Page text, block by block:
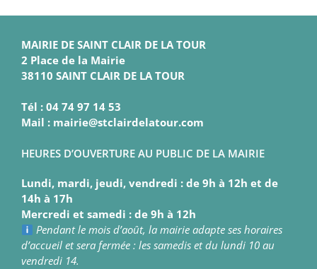
MAIRIE DE SAINT CLAIR DE LA TOUR
2 Place de la Mairie
38110 SAINT CLAIR DE LA TOUR
Tél : 04 74 97 14 53
Mail : mairie@stclairdelatour.com
HEURES D’OUVERTURE AU PUBLIC DE LA MAIRIE
Lundi, mardi, jeudi, vendredi : de 9h à 12h et de
14h à 17h
Mercredi et samedi : de 9h à 12h
Pendant le mois d’août, la mairie adapte ses horaires
d’accueil et sera fermée : les samedis et du lundi 10 au
vendredi 14.